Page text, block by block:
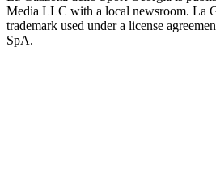
Media LLC with a local newsroom. La
trademark used under a license
SpA.